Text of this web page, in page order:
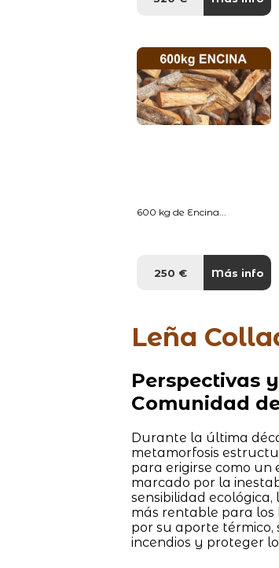
600 kg de Encina...
250 € Más info
Leña
Perspectivas
Comunidad
Durante la última
metamorfosis
para erigirse como un
marcado por la
sensibilidad
más rentable para los
por su aporte
incendios y proteger